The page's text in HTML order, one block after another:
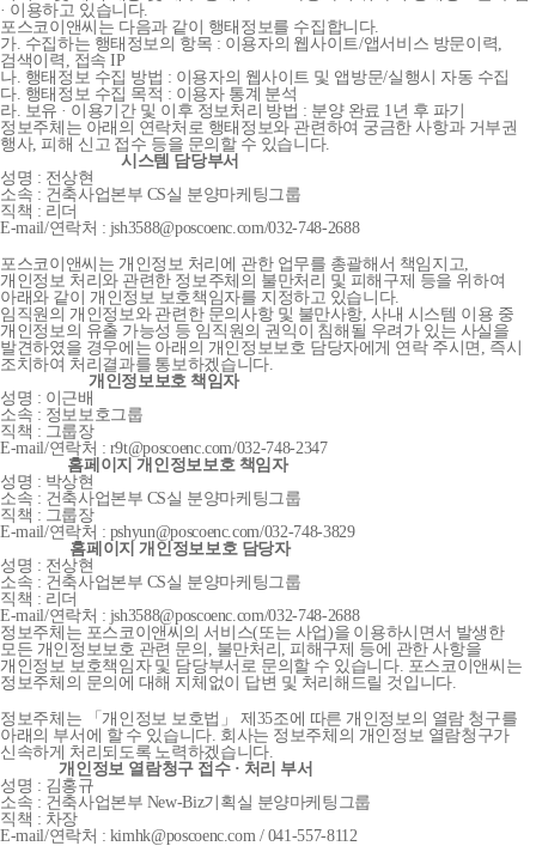
· 이용하고 있습니다.
포스코이앤씨는 다음과 같이 행태정보를 수집합니다.
가. 수집하는 행태정보의 항목 : 이용자의 웹사이트/앱서비스 방문이력,
검색이력, 접속 IP
나. 행태정보 수집 방법 : 이용자의 웹사이트 및 앱방문/실행시 자동 수집
다. 행태정보 수집 목적 : 이용자 통계 분석
라. 보유 · 이용기간 및 이후 정보처리 방법 : 분양 완료 1년 후 파기
정보주체는 아래의 연락처로 행태정보와 관련하여 궁금한 사항과 거부권
행사, 피해 신고 접수 등을 문의할 수 있습니다.
시스템 담당부서
성명 : 전상현
소속 : 건축사업본부 CS실 분양마케팅그룹
직책 : 리더
E-mail/연락처 : jsh3588@poscoenc.com/032-748-2688
포스코이앤씨는 개인정보 처리에 관한 업무를 총괄해서 책임지고,
개인정보 처리와 관련한 정보주체의 불만처리 및 피해구제 등을 위하여
아래와 같이 개인정보 보호책임자를 지정하고 있습니다.
임직원의 개인정보와 관련한 문의사항 및 불만사항, 사내 시스템 이용 중
개인정보의 유출 가능성 등 임직원의 권익이 침해될 우려가 있는 사실을
발견하였을 경우에는 아래의 개인정보보호 담당자에게 연락 주시면, 즉시
조치하여 처리결과를 통보하겠습니다.
개인정보보호 책임자
성명 : 이근배
소속 : 정보보호그룹
직책 : 그룹장
E-mail/연락처 : r9t@poscoenc.com/032-748-2347
홈페이지 개인정보보호 책임자
성명 : 박상현
소속 : 건축사업본부 CS실 분양마케팅그룹
직책 : 그룹장
E-mail/연락처 : pshyun@poscoenc.com/032-748-3829
홈페이지 개인정보보호 담당자
성명 : 전상현
소속 : 건축사업본부 CS실 분양마케팅그룹
직책 : 리더
E-mail/연락처 : jsh3588@poscoenc.com/032-748-2688
정보주체는 포스코이앤씨의 서비스(또는 사업)을 이용하시면서 발생한
모든 개인정보보호 관련 문의, 불만처리, 피해구제 등에 관한 사항을
개인정보 보호책임자 및 담당부서로 문의할 수 있습니다. 포스코이앤씨는
정보주체의 문의에 대해 지체없이 답변 및 처리해드릴 것입니다.
정보주체는 「개인정보 보호법」 제35조에 따른 개인정보의 열람 청구를
아래의 부서에 할 수 있습니다. 회사는 정보주체의 개인정보 열람청구가
신속하게 처리되도록 노력하겠습니다.
개인정보 열람청구 접수 · 처리 부서
성명 : 김홍규
소속 : 건축사업본부 New-Biz기획실 분양마케팅그룹
직책 : 차장
E-mail/연락처 : kimhk@poscoenc.com / 041-557-8112